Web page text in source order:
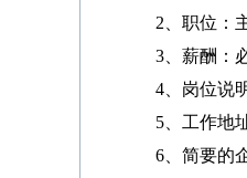
2、职位：
3、薪酬：
4、岗位说
5、工作地
6、简要的